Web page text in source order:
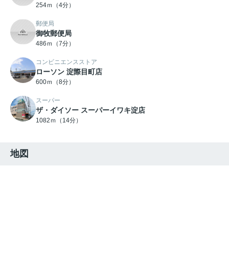
254ｍ（4分）
郵便局
御牧郵便局
486ｍ（7分）
コンビニエンスストア
ローソン 淀際目町店
600ｍ（8分）
スーパー
ザ・ダイソー スーパーイワキ淀店
1082ｍ（14分）
地図